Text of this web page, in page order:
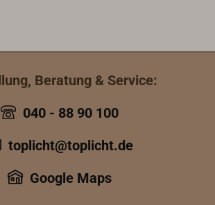
Beratung & Service:
040 - 88 90 100
toplicht@toplicht.de
Google Maps